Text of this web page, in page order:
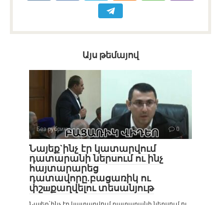
Այս թեմայով
Без рубрики 0
Նայեք`ինչ էր կատարվում
դատարանի ներսում ու ինչ
հայտարարեց
դատավորը.բացառիկ ու
փշшքաղվելու տեսանյութ